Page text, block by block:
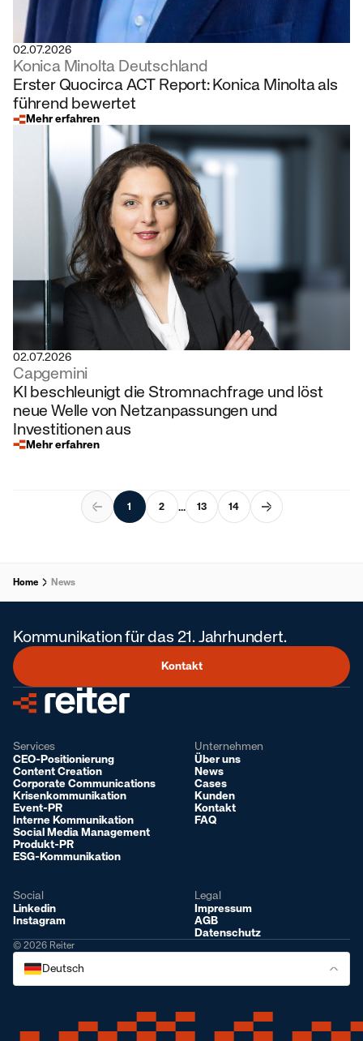
02.07.2026
Konica Minolta Deutschland
Erster Quocirca ACT Report: Konica Minolta als
führend bewertet
Mehr erfahren
02.07.2026
Capgemini
KI beschleunigt die Stromnachfrage und löst
neue Welle von Netzanpassungen und
Investitionen aus
Mehr erfahren
1 2 ... 13 14
Home News
Kommunikation für das 21. Jahrhundert.
Kontakt
Services
CEO-Positionierung
Content Creation
Corporate Communications
Krisenkommunikation
Event-PR
Interne Kommunikation
Social Media Management
Produkt-PR
ESG-Kommunikation
Unternehmen
Über uns
News
Cases
Kunden
Kontakt
FAQ
Social
Linkedin
Instagram
Legal
Impressum
AGB
Datenschutz
© 2026 Reiter
Deutsch